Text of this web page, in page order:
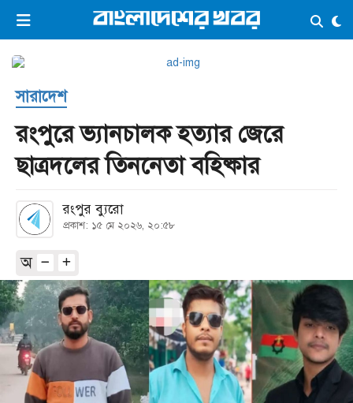
ভিডিও ই-পেপার লগইন ×
প্রচ্ছদ
সর্বশেষ
সব বিভাগ
আর্কাইভ
কনভার্টার
সারাদেশ
রংপুরে ভ্যানচালক হত্যার জেরে
ছাত্রদলের তিননেতা বহিষ্কার
রংপুর ব্যুরো‎
প্রকাশ: ১৫ মে ২০২৬, ২০:৫৮
অ